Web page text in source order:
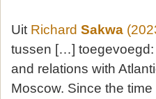
Uit Richard Sakwa
tussen […] toegevoegd:
and relations with
Moscow. Since the